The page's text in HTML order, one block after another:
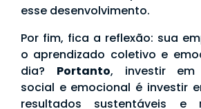
esse desenvolvimento.
Por fim, fica a reflexão: sua
o aprendizado coletivo e
dia? Portanto, investir em
social e emocional é investir
resultados sustentáveis